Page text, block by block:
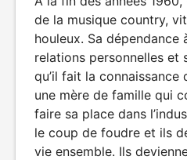
de la musique country,
houleux. Sa dépendance
relations personnelles et
qu’il fait la connaissance
une mère de famille qui
faire sa place dans
le coup de foudre et ils
vie ensemble. Ils